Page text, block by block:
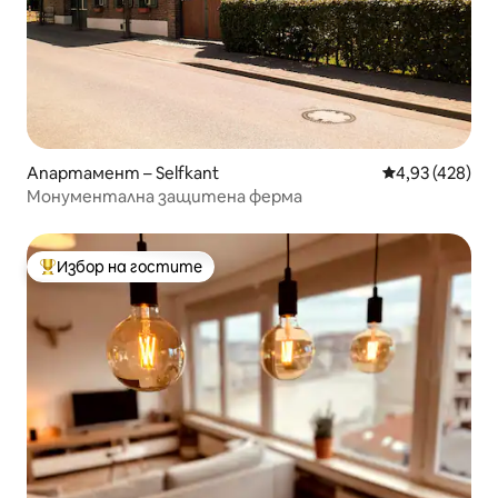
Апартамент – Selfkant Средна
4,93 (428)
Монументална защитена ферма
Най-популярен избор на гостите
Избор на гостите